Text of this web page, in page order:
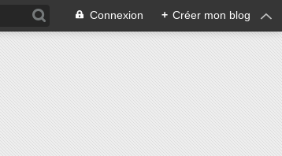
Connexion + Créer mon blog